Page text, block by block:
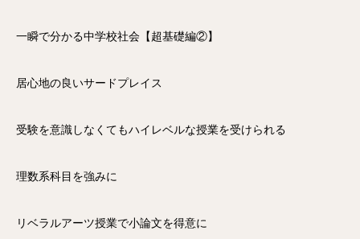
一瞬で分かる中学校社会【超基礎編②】
居心地の良いサードプレイス
受験を意識しなくてもハイレベルな授業を受けられる
理数系科目を強みに
リベラルアーツ授業で小論文を得意に